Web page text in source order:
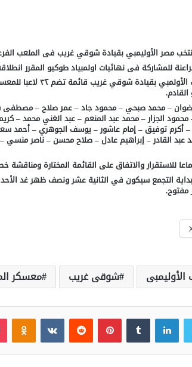
مصر الأوليمبي بقيادة شوقي غريب فى الملعب
للمشاركة فى نهائيات اولمبياد طوكيو المقرر
وأعلن الجهاز الفني
– محمد صبحي – محمود جاد – عمر صلاح – مصطفى
الجزار – محمد عبد المنعم – عبد الغني محمد –
أكرم توفيق – إمام عاشور – يوسف الجوهري – أحمد
عبد القادر – إبراهيم عادل – صلاح محسن – ناصر
للاستقرار والاتفاق على القائمة المختارة ومناقشة
التجمع سيكون في الثانية عشر ونصف ظهر غد الأحد
مفتوح.
الأوليمبى شوقى غريب معسكر
لينكدإن بينتيريست